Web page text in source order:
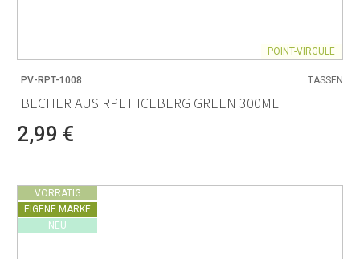
POINT-VIRGULE
PV-RPT-1008 TASSEN
BECHER AUS RPET ICEBERG GREEN 300ML
2,99 €
VORRÄTIG
EIGENE MARKE
NEU